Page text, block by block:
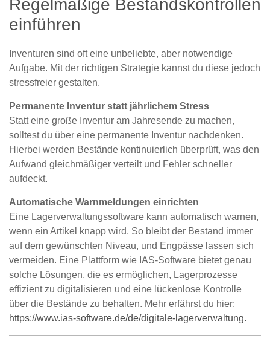
Regelmäßige Bestandskontrollen
einführen
Inventuren sind oft eine unbeliebte, aber notwendige
Aufgabe. Mit der richtigen Strategie kannst du diese jedoch
stressfreier gestalten.
Permanente Inventur statt jährlichem Stress
Statt eine große Inventur am Jahresende zu machen,
solltest du über eine permanente Inventur nachdenken.
Hierbei werden Bestände kontinuierlich überprüft, was den
Aufwand gleichmäßiger verteilt und Fehler schneller
aufdeckt.
Automatische Warnmeldungen einrichten
Eine Lagerverwaltungssoftware kann automatisch warnen,
wenn ein Artikel knapp wird. So bleibt der Bestand immer
auf dem gewünschten Niveau, und Engpässe lassen sich
vermeiden. Eine Plattform wie IAS-Software bietet genau
solche Lösungen, die es ermöglichen, Lagerprozesse
effizient zu digitalisieren und eine lückenlose Kontrolle
über die Bestände zu behalten. Mehr erfährst du hier:
https://www.ias-software.de/de/digitale-lagerverwaltung.